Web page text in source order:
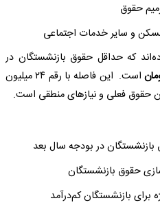
حقوق
و سایر خدمات اجتماعی
که حداقل حقوق بازنشستگان در
است. این فاصله با رقم ۲۴ میلیون
حقوق فعلی و نیازهای منطقی است.
در بودجه سال بعد
حقوق بازنشستگان
بازنشستگان کم‌درآمد